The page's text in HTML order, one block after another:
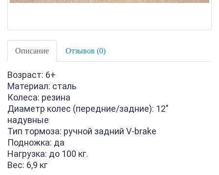
Описание Отзывов (0)
Возраст: 6+
Материал: сталь
Колеса: резина
Диаметр колес (передние/задние): 12"
надувные
Тип тормоза: ручной задний V-brake
Подножка: да
Нагрузка: до 100 кг.
Вес: 6,9 кг